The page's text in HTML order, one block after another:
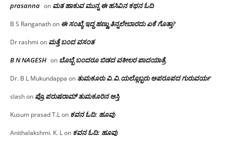
prasanna on ಮತ ಹಾಕುವ ಮುನ್ನ ಈ ಹಸಿವಿನ ಕಥನ ಓದಿ
B S Ranganathon ಈ ಸಂಖ್ಯೆ ಇದ್ದ ಹಣ್ಣು ತಿನ್ನಲೇಬಾರದು ಏಕೆ ಗೊತ್ತಾ?
Dr rashmi on ಮತ್ತೆ ಬಂದ ವಸಂತ
B N NAGESH on ಬೊಬ್ಬೆ ಬಂದರೂ ಬಿಡದ ವಕೀಲರ ಪಾದಯಾತ್ರೆ
Dr. B L Mukundappa on ತುಮಕೂರು‌ ವಿ.ವಿ.ಯಲ್ಲೊಬ್ಬರು ಅಪರೂಪದ ಗುರುವರ್ಯ
slashon ಪ್ರೊ.ಪರುಷರಾಮ್ ತುಮಕೂರಿನ ಆಸ್ತಿ
Kusum prasad T.Lon ಕವನ ಓದಿ: ಹೂವು
Anithalakshmi. K. Lon ಕವನ ಓದಿ: ಹೂವು